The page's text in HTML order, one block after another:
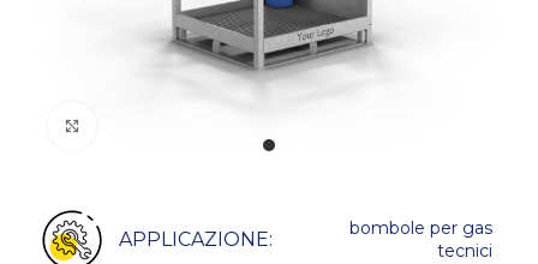
APPLICAZIONE:
bombole per gas
tecnici